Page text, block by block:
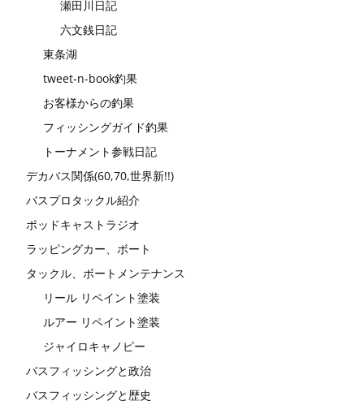
瀬田川日記
六文銭日記
東条湖
tweet-n-book釣果
お客様からの釣果
フィッシングガイド釣果
トーナメント参戦日記
デカバス関係(60,70,世界新!!)
バスプロタックル紹介
ポッドキャストラジオ
ラッピングカー、ボート
タックル、ボートメンテナンス
リール リペイント塗装
ルアー リペイント塗装
ジャイロキャノピー
バスフィッシングと政治
バスフィッシングと歴史